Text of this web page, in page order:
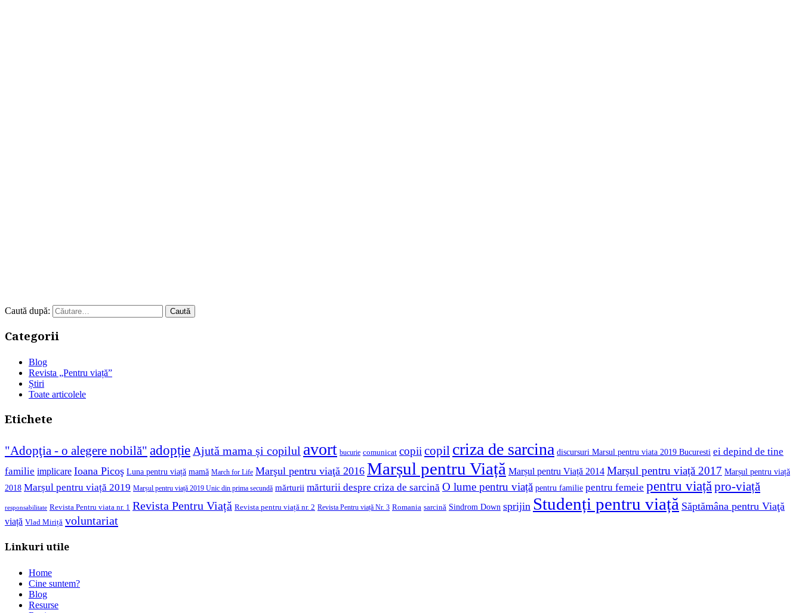
Caută după:
Categorii
Blog
Revista „Pentru viață”
Știri
Toate articolele
Etichete
"Adopţia - o alegere nobilă" adopție Ajută mama și copilul avort bucurie comunicat copii copil criza de sarcina discursuri Marsul pentru viata 2019 Bucuresti ei depind de tine
familie implicare Ioana Picoş Luna pentru viață mamă March for Life Marşul pentru viaţă 2016 Marșul pentru Viață Marșul pentru Viață 2014 Marșul pentru viață 2017 Marșul pentru viață
2018 Marșul pentru viață 2019 Marșul pentru viață 2019 Unic din prima secundă mărturii mărturii despre criza de sarcină O lume pentru viață pentru familie pentru femeie pentru viață pro-viață
responsabilitate Revista Pentru viata nr. 1 Revista Pentru Viață Revista pentru viață nr. 2 Revista Pentru viață Nr. 3 Romania sarcină Sindrom Down sprijin Studenți pentru viață Săptămâna pentru Viaţă
viață Vlad Miriță voluntariat
Linkuri utile
Home
Cine suntem?
Blog
Resurse